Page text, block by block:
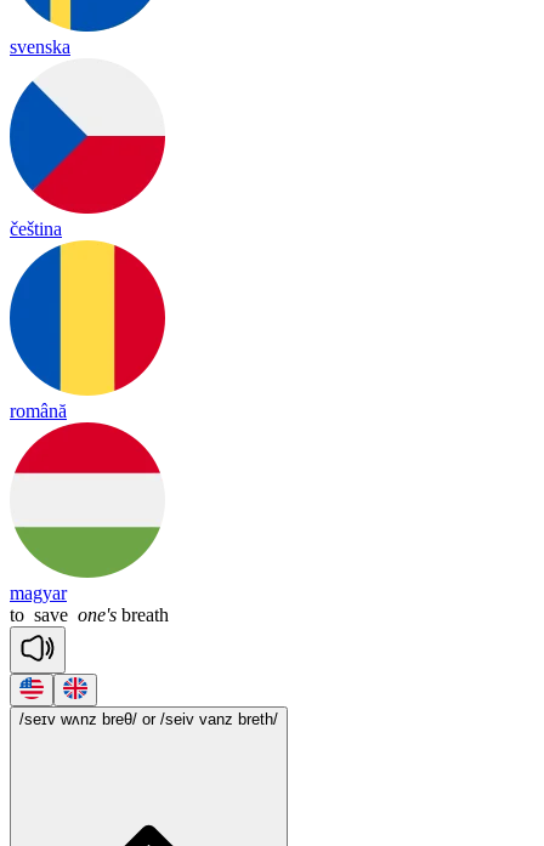
svenska
čeština
română
magyar
to save one's breath
/seɪv wʌnz breθ/ or /seiv vanz breth/